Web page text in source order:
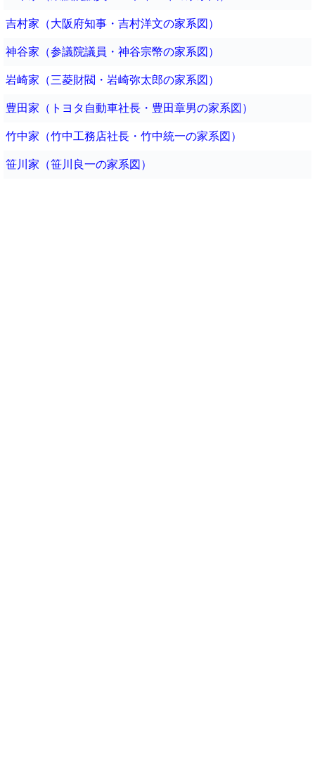
吉村家（大阪府知事・吉村洋文の家系図）
神谷家（参議院議員・神谷宗幣の家系図）
岩崎家（三菱財閥・岩崎弥太郎の家系図）
豊田家（トヨタ自動車社長・豊田章男の家系図）
竹中家（竹中工務店社長・竹中統一の家系図）
笹川家（笹川良一の家系図）